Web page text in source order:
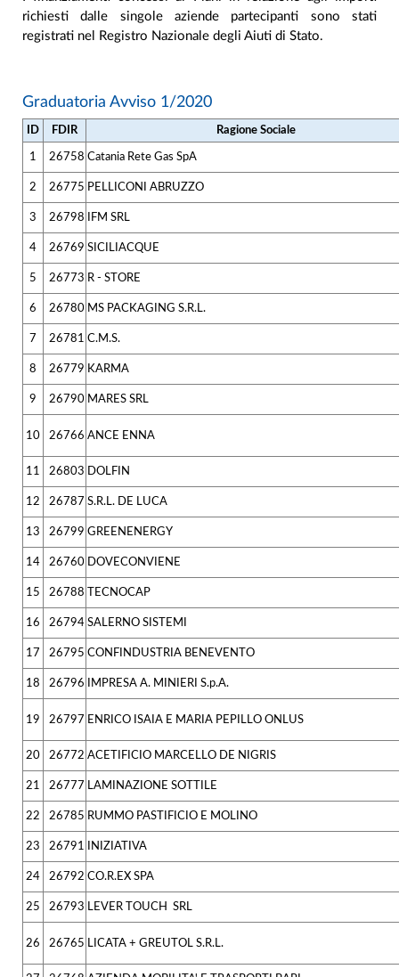
richiesti dalle singole aziende partecipanti sono stati
registrati nel Registro Nazionale degli Aiuti di Stato.
Graduatoria Avviso 1/2020
ID FDIR Ragione Sociale
1 26758 Catania Rete Gas SpA
2 26775 PELLICONI ABRUZZO
3 26798 IFM SRL
4 26769 SICILIACQUE
5 26773 R - STORE
6 26780 MS PACKAGING S.R.L.
7 26781 C.M.S.
8 26779 KARMA
9 26790 MARES SRL
10 26766 ANCE ENNA
11 26803 DOLFIN
12 26787 S.R.L. DE LUCA
13 26799 GREENENERGY
14 26760 DOVECONVIENE
15 26788 TECNOCAP
16 26794 SALERNO SISTEMI
17 26795 CONFINDUSTRIA BENEVENTO
18 26796 IMPRESA A. MINIERI S.p.A.
19 26797 ENRICO ISAIA E MARIA PEPILLO ONLUS
20 26772 ACETIFICIO MARCELLO DE NIGRIS
21 26777 LAMINAZIONE SOTTILE
22 26785 RUMMO PASTIFICIO E MOLINO
23 26791 INIZIATIVA
24 26792 CO.R.EX SPA
25 26793 LEVER TOUCH SRL
26 26765 LICATA + GREUTOL S.R.L.